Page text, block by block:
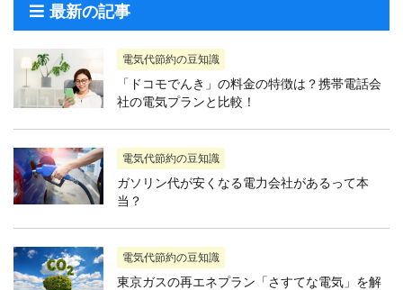
最新の記事
電気代節約の豆知識
「ドコモでんき」の料金の特徴は？携帯電話会
社の電気プランと比較！
電気代節約の豆知識
ガソリン代が安くなる電力会社があるって本
当？
電気代節約の豆知識
東京ガスの再エネプラン「さすてな電気」を解